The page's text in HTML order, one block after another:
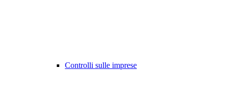
Controlli sulle imprese